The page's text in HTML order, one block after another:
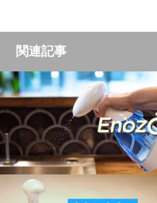
関連記事